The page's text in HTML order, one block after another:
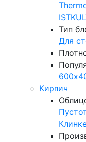
Тип
Для
Кирпич